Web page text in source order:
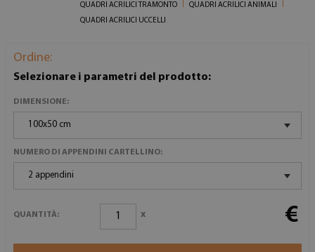
QUADRI ACRILICI TRAMONTO
QUADRI ACRILICI ANIMALI
QUADRI ACRILICI UCCELLI
Ordine:
Selezionare i parametri del prodotto:
DIMENSIONE:
100x50 cm
NUMERO DI APPENDINI CARTELLINO:
2 appendini
QUANTITÀ: x €